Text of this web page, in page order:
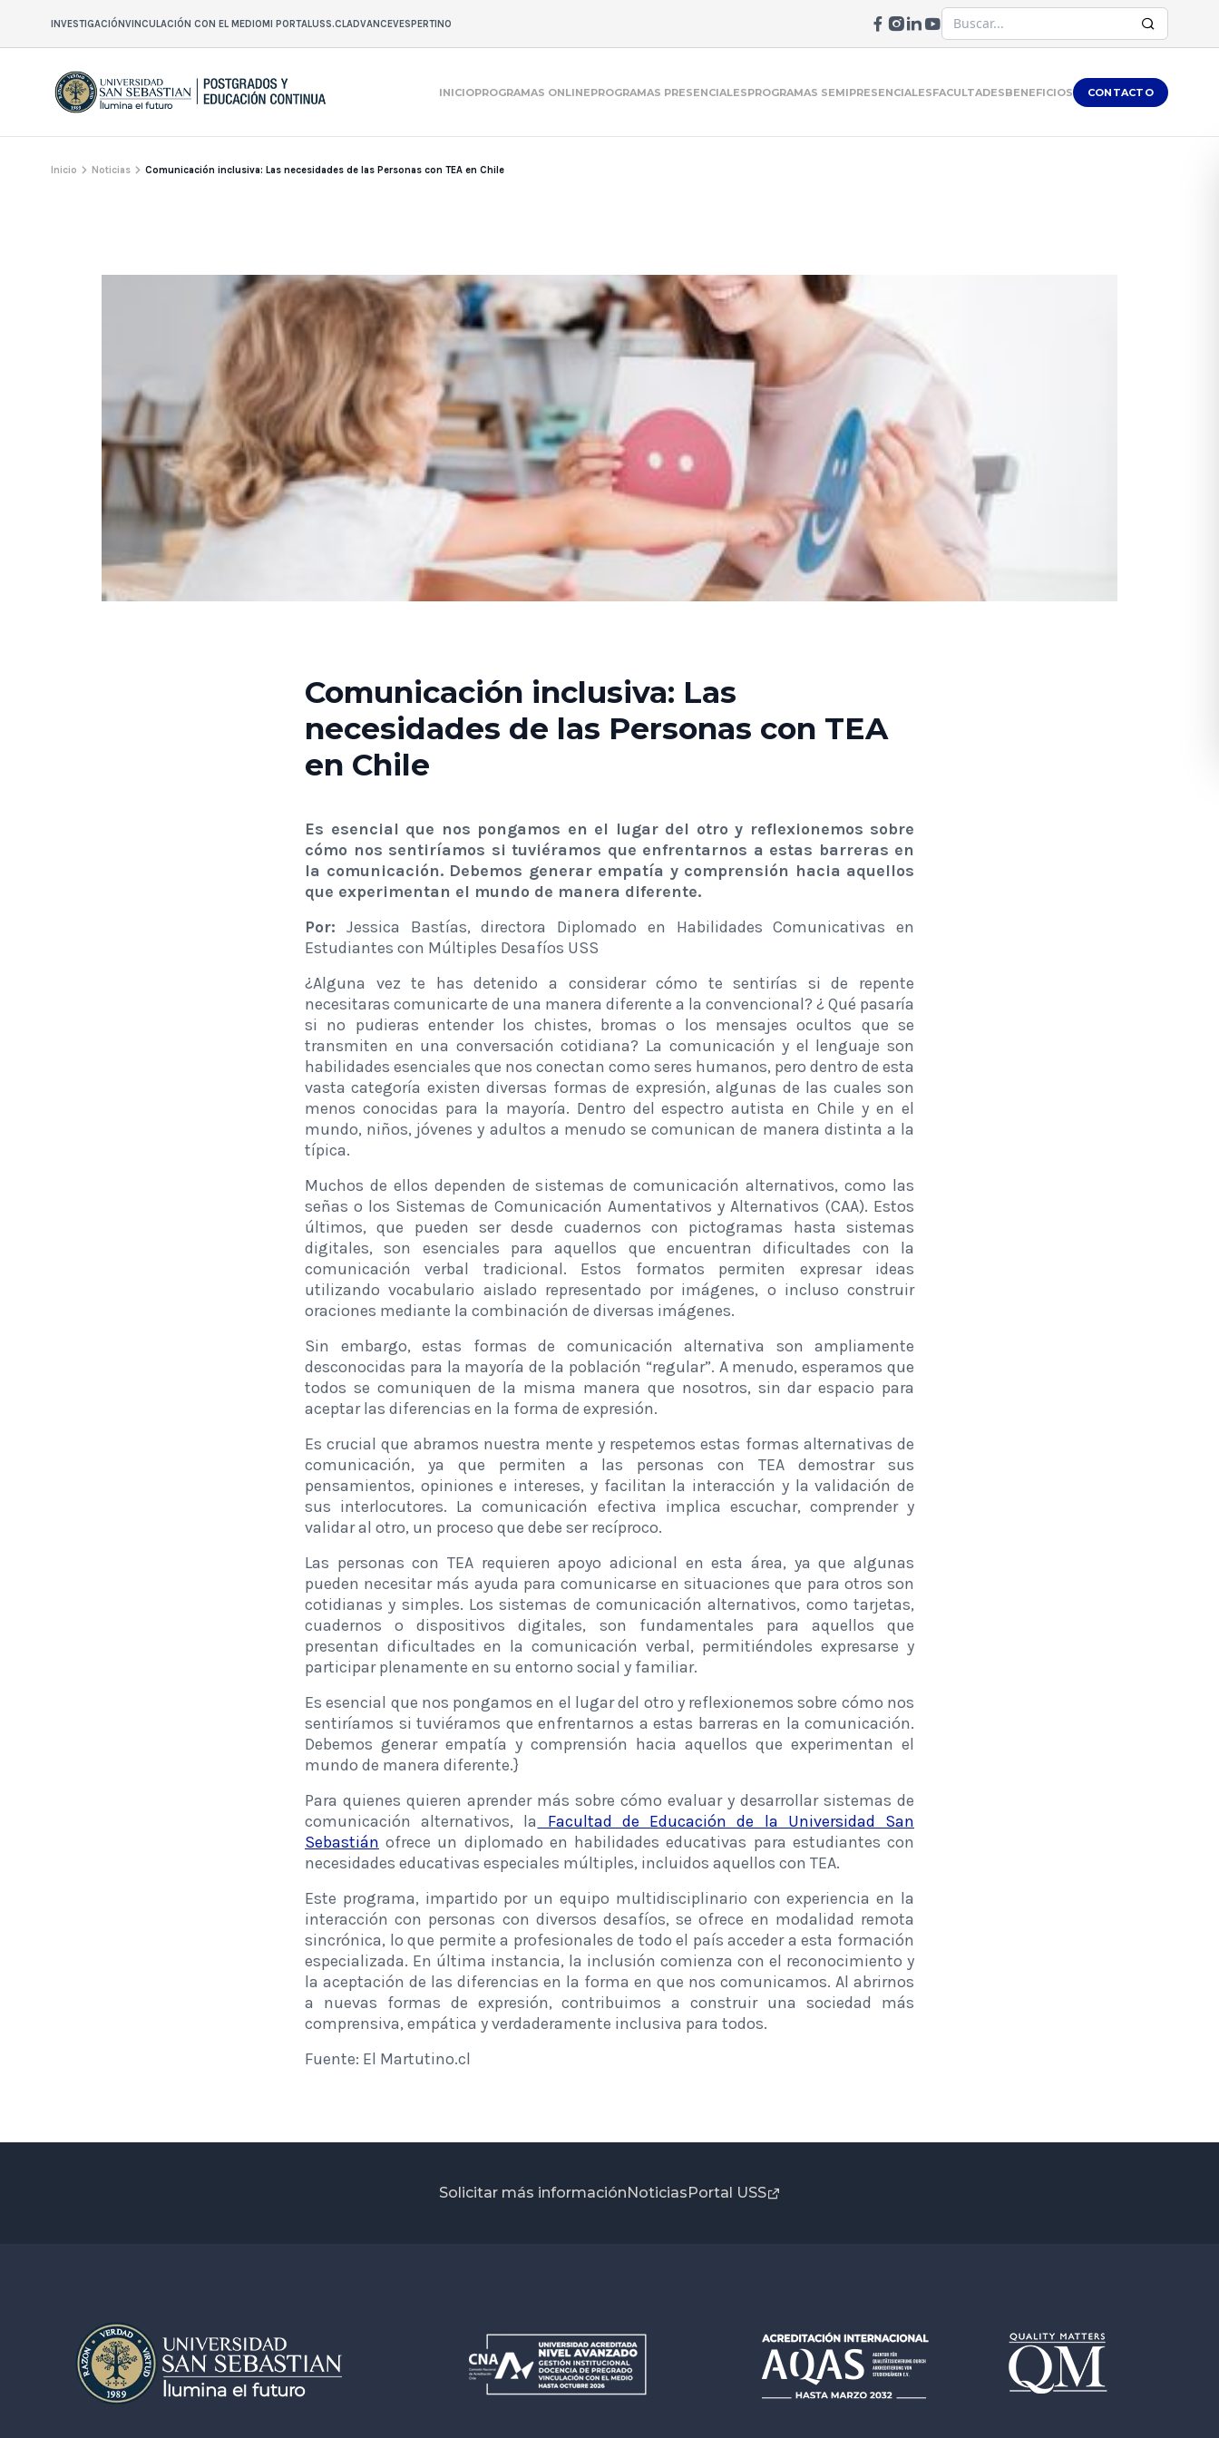
INVESTIGACIÓNVINCULACIÓN CON EL MEDIOMI PORTALUSS.CLADVANCEVESPERTINO
INICIOPROGRAMAS ONLINEPROGRAMAS PRESENCIALESPROGRAMAS SEMIPRESENCIALESFACULTADESBENEFICIOS CONTACTO
Inicio Noticias Comunicación inclusiva: Las necesidades de las Personas con TEA en Chile
Comunicación inclusiva: Las
necesidades de las Personas con TEA
en Chile
Es esencial que nos pongamos en el lugar del otro y reflexionemos sobre
cómo nos sentiríamos si tuviéramos que enfrentarnos a estas barreras en
la comunicación. Debemos generar empatía y comprensión hacia aquellos
que experimentan el mundo de manera diferente.
Por: Jessica Bastías, directora Diplomado en Habilidades Comunicativas en
Estudiantes con Múltiples Desafíos USS
¿Alguna vez te has detenido a considerar cómo te sentirías si de repente
necesitaras comunicarte de una manera diferente a la convencional? ¿ Qué pasaría
si no pudieras entender los chistes, bromas o los mensajes ocultos que se
transmiten en una conversación cotidiana? La comunicación y el lenguaje son
habilidades esenciales que nos conectan como seres humanos, pero dentro de esta
vasta categoría existen diversas formas de expresión, algunas de las cuales son
menos conocidas para la mayoría. Dentro del espectro autista en Chile y en el
mundo, niños, jóvenes y adultos a menudo se comunican de manera distinta a la
típica.
Muchos de ellos dependen de sistemas de comunicación alternativos, como las
señas o los Sistemas de Comunicación Aumentativos y Alternativos (CAA). Estos
últimos, que pueden ser desde cuadernos con pictogramas hasta sistemas
digitales, son esenciales para aquellos que encuentran dificultades con la
comunicación verbal tradicional. Estos formatos permiten expresar ideas
utilizando vocabulario aislado representado por imágenes, o incluso construir
oraciones mediante la combinación de diversas imágenes.
Sin embargo, estas formas de comunicación alternativa son ampliamente
desconocidas para la mayoría de la población “regular”. A menudo, esperamos que
todos se comuniquen de la misma manera que nosotros, sin dar espacio para
aceptar las diferencias en la forma de expresión.
Es crucial que abramos nuestra mente y respetemos estas formas alternativas de
comunicación, ya que permiten a las personas con TEA demostrar sus
pensamientos, opiniones e intereses, y facilitan la interacción y la validación de
sus interlocutores. La comunicación efectiva implica escuchar, comprender y
validar al otro, un proceso que debe ser recíproco.
Las personas con TEA requieren apoyo adicional en esta área, ya que algunas
pueden necesitar más ayuda para comunicarse en situaciones que para otros son
cotidianas y simples. Los sistemas de comunicación alternativos, como tarjetas,
cuadernos o dispositivos digitales, son fundamentales para aquellos que
presentan dificultades en la comunicación verbal, permitiéndoles expresarse y
participar plenamente en su entorno social y familiar.
Es esencial que nos pongamos en el lugar del otro y reflexionemos sobre cómo nos
sentiríamos si tuviéramos que enfrentarnos a estas barreras en la comunicación.
Debemos generar empatía y comprensión hacia aquellos que experimentan el
mundo de manera diferente.}
Para quienes quieren aprender más sobre cómo evaluar y desarrollar sistemas de
comunicación alternativos, la
Facultad de Educación de la Universidad San
Sebastián ofrece un diplomado en habilidades educativas para estudiantes con
necesidades educativas especiales múltiples, incluidos aquellos con TEA.
Este programa, impartido por un equipo multidisciplinario con experiencia en la
interacción con personas con diversos desafíos, se ofrece en modalidad remota
sincrónica, lo que permite a profesionales de todo el país acceder a esta formación
especializada. En última instancia, la inclusión comienza con el reconocimiento y
la aceptación de las diferencias en la forma en que nos comunicamos. Al abrirnos
a nuevas formas de expresión, contribuimos a construir una sociedad más
comprensiva, empática y verdaderamente inclusiva para todos.
Fuente: El Martutino.cl
Solicitar más información Noticias Portal USS